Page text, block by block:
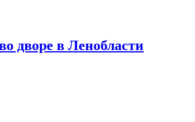
дворе в Ленобласти